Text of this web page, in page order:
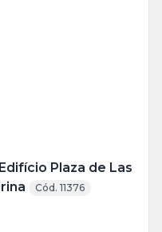
Plaza de Las
Cód. 11376